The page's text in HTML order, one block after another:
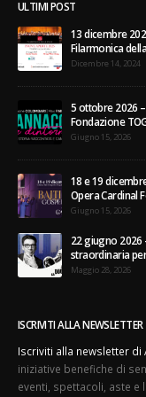
ULTIMI POST
13 dicembre
Filarmonica
Dicembre 14, 2024
5 ottobre 2026
Fondazione
Giugno 15, 2026
18 e 19
Opera Cardinal
Giugno 15, 2026
22 giugno 2026
straordinaria
Maggio 28, 2026
ISCRIVITI ALLA NEWSLETTER
Iscriviti alla newsletter di
iniziative benefiche di
eventi, spettacoli, aste e